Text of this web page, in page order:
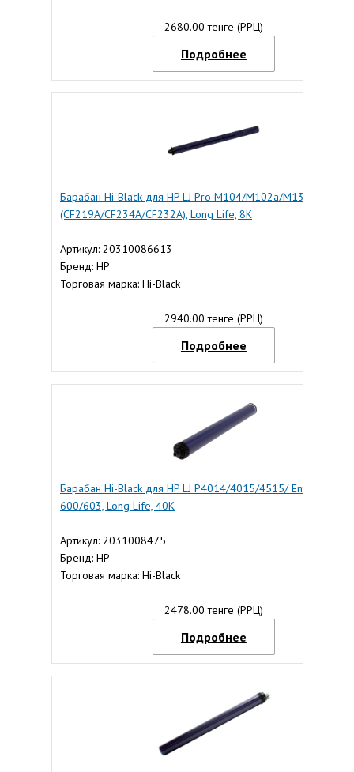
2680.00 тенге (РРЦ)
Подробнее
Барабан Hi-Black для HP LJ Pro M104/M102a/M132a/M203d
(CF219A/CF234A/CF232A), Long Life, 8K
Артикул: 20310086613
Бренд: HP
Торговая марка: Hi-Black
2940.00 тенге (РРЦ)
Подробнее
Барабан Hi-Black для HP LJ P4014/4015/4515/ Enterprise
600/603, Long Life, 40K
Артикул: 2031008475
Бренд: HP
Торговая марка: Hi-Black
2478.00 тенге (РРЦ)
Подробнее